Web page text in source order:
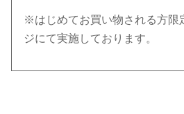
※はじめてお買い物される方限
ジにて実施しております。